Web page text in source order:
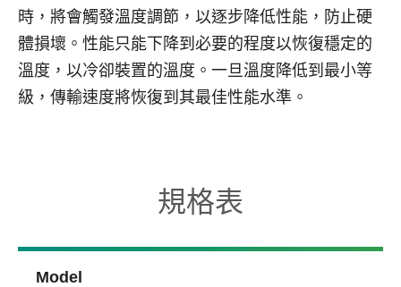
時，將會觸發溫度調節，以逐步降低性能，防止硬
體損壞。性能只能下降到必要的程度以恢復穩定的
溫度，以冷卻裝置的溫度。一旦溫度降低到最小等
級，傳輸速度將恢復到其最佳性能水準。
規格表
Model